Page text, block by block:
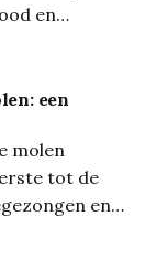
en
Meer wilden
en zij
aan
een
molen
tot de
en
publiek dus,